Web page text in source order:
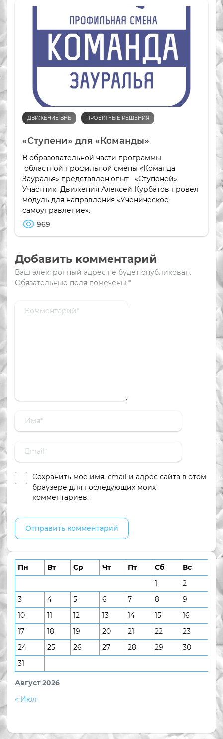
ДВИЖЕНИЕ ВНЕ ПРОЕКТНЫЕ РЕШЕНИЯ
«Ступени» для «Команды»
В образовательной части программы
областной профильной смены «Команда
Зауралья» представлен опыт «Ступеней».
Участник Движения Алексей Курбатов провел
модуль для направления «Ученическое
самоуправление».
969
Добавить комментарий
Ваш электронный адрес не будет опубликован.
Обязательные поля помечены *
Сохранить моё имя, email и адрес сайта в этом
браузере для последующих моих
комментариев.
Август 2026
Пн Вт Ср Чт Пт Сб
Вс
1
2
3
4 5 6 7 8
9
10
11 12 13 14 15
16
17
18 19 20 21 22
23
24
25 26 27 28 29
30
31
« Июл